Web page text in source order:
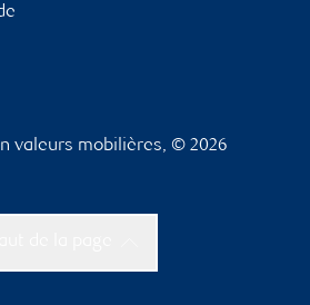
valeurs mobilières, © 2026